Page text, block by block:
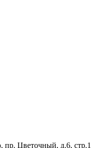
пр. Цветочный, д.6, стр.1